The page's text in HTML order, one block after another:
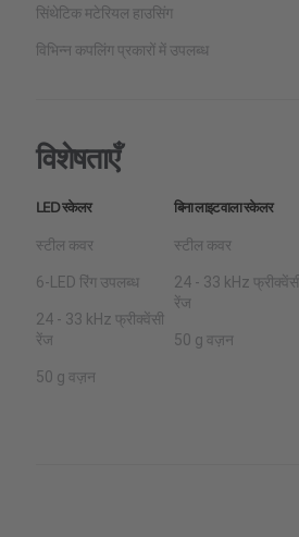
सिंथेटिक मटेरियल हाउसिंग
विभिन्न कपलिंग प्रकारों में उपलब्ध
विशेषताएँ
LED स्केलर
स्टील कवर
6-LED रिंग उपलब्ध
24 - 33 kHz फ्रीक्वेंसी
रेंज
50 g वज़न
बिना लाइट वाला स्केलर
स्टील कवर
24 - 33 kHz फ्रीक्वेंसी
रेंज
50 g वज़न